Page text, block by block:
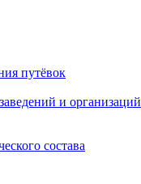
путёвок
и организаций
состава